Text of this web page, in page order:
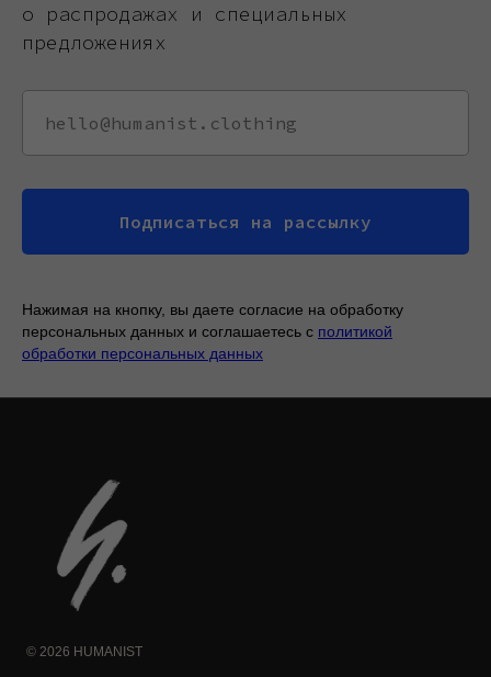
о распродажах и специальных
предложениях
Подписаться на рассылку
Нажимая на кнопку, вы даете согласие на обработку
персональных данных и соглашаетесь c политикой
обработки персональных данных
© 2026 HUMANIST